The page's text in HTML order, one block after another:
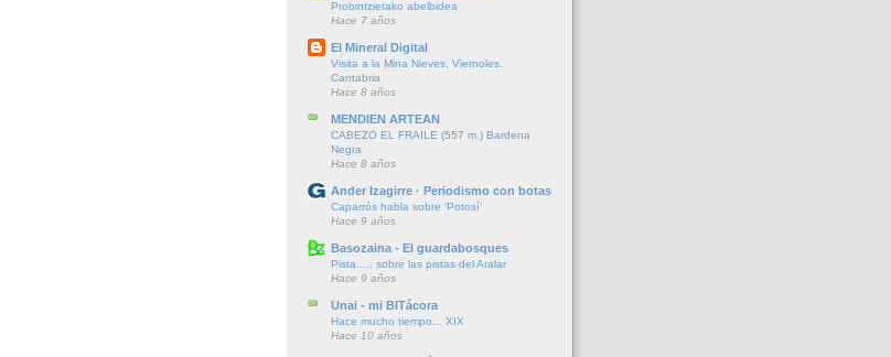
Probintzietako abelbidea
Hace 7 años
El Mineral Digital
Visita a la Mina Nieves, Viernoles.
Cantabria
Hace 8 años
MENDIEN ARTEAN
CABEZO EL FRAILE (557 m.) Bardena
Negra
Hace 8 años
Ander Izagirre · Periodismo con botas
Caparrós habla sobre ‘Potosí’
Hace 9 años
Basozaina - El guardabosques
Pista..... sobre las pistas del Aralar
Hace 9 años
Unai - mi BITácora
Hace mucho tiempo... XIX
Hace 10 años